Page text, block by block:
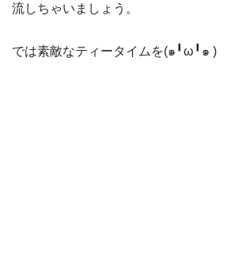
流しちゃいましょう。
では素敵なティータイムを(๑╹ω╹๑ )